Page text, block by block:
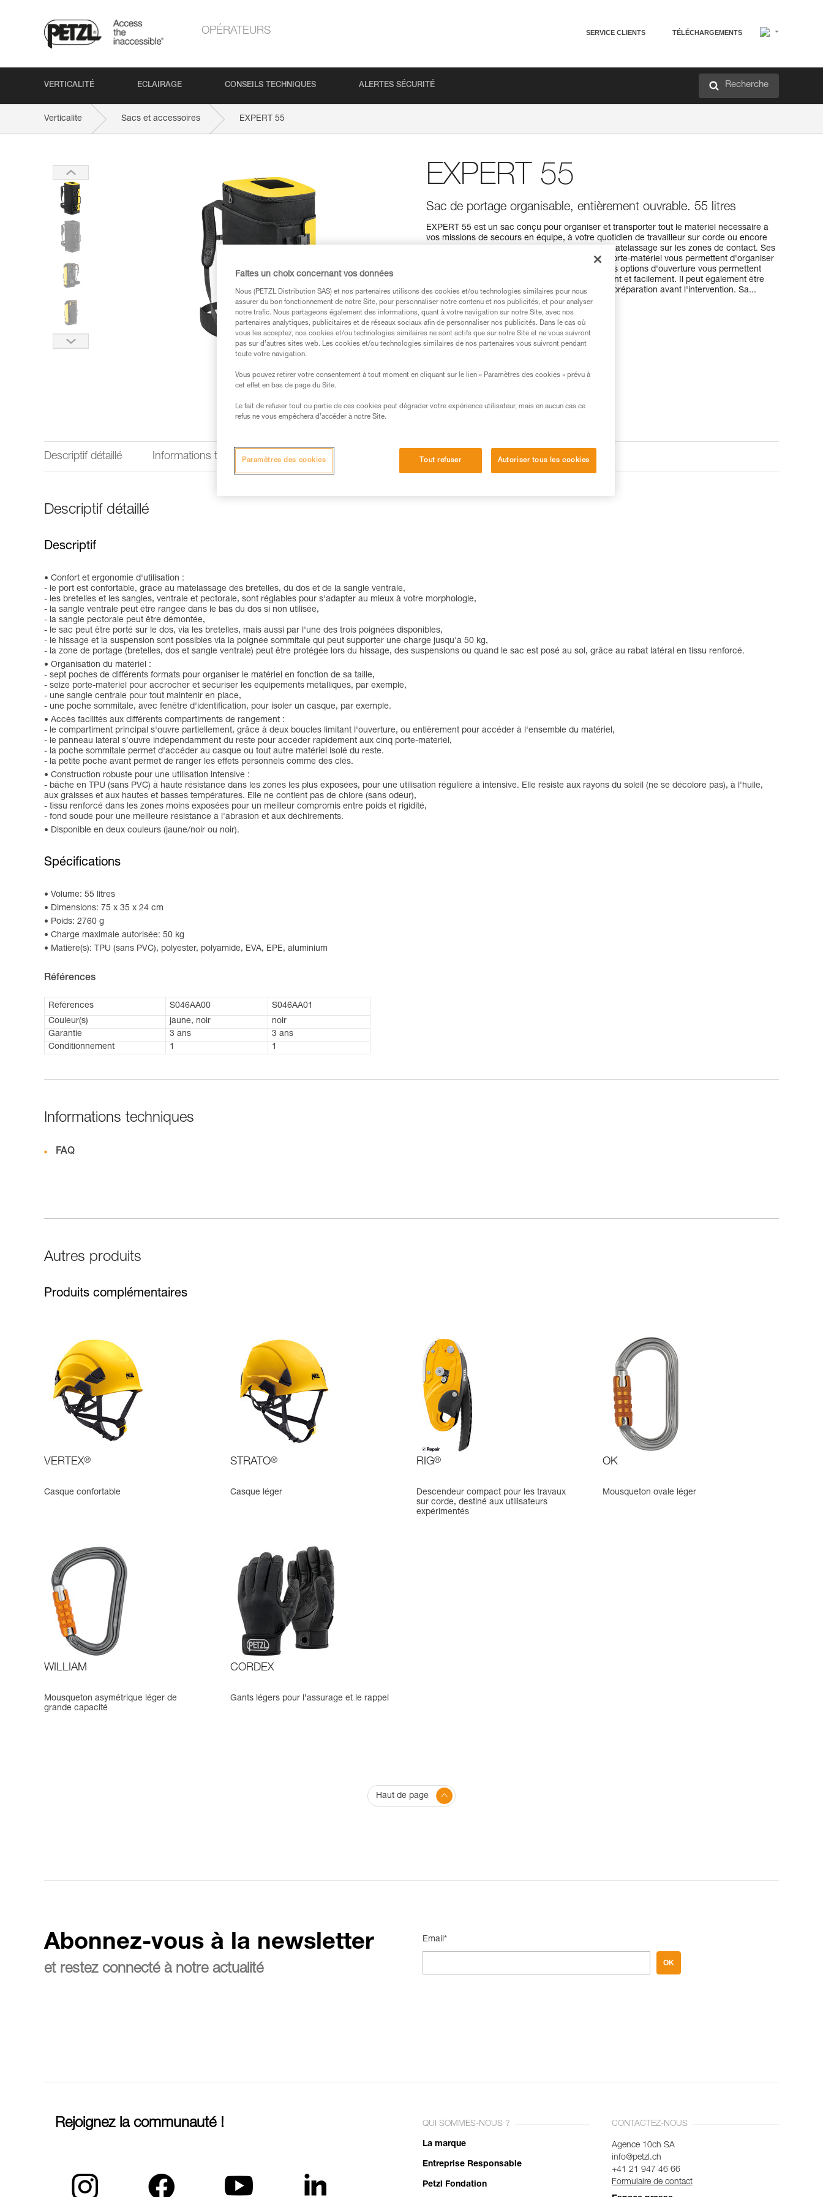
OPÉRATEURS SERVICE CLIENTS TÉLÉCHARGEMENTS
VERTICALITÉ ECLAIRAGE CONSEILS TECHNIQUES ALERTES SÉCURITÉ Recherche
Verticalite Sacs et accessoires EXPERT 55
EXPERT 55
Sac de portage organisable, entièrement ouvrable. 55 litres
EXPERT 55 est un sac conçu pour organiser et transporter tout le matériel nécessaire à
vos missions de secours en équipe, à votre quotidien de travailleur sur corde ou encore
d'élagueur. Son port est confortable, grâce au matelassage sur les zones de contact. Ses
poches de différents formats et ses nombreux porte-matériel vous permettent d'organiser
et de sécuriser votre équipement. Ses différentes options d'ouverture vous permettent
d'accéder à ce dont vous avez besoin rapidement et facilement. Il peut également être
totalement ouvert et posé au sol, le temps de la préparation avant l'intervention. Sa...
Lire la suite
Trouvez un revendeur
Descriptif détaillé Informations techniques Autres produits
Descriptif détaillé
Descriptif
Confort et ergonomie d'utilisation :
- le port est confortable, grâce au matelassage des bretelles, du dos et de la sangle ventrale,
- les bretelles et les sangles, ventrale et pectorale, sont réglables pour s'adapter au mieux à votre morphologie,
- la sangle ventrale peut être rangée dans le bas du dos si non utilisée,
- la sangle pectorale peut être démontée,
- le sac peut être porté sur le dos, via les bretelles, mais aussi par l'une des trois poignées disponibles,
- le hissage et la suspension sont possibles via la poignée sommitale qui peut supporter une charge jusqu'à 50 kg,
- la zone de portage (bretelles, dos et sangle ventrale) peut être protégée lors du hissage, des suspensions ou quand le sac est posé au sol, grâce au rabat latéral en tissu renforcé.
Organisation du matériel :
- sept poches de différents formats pour organiser le matériel en fonction de sa taille,
- seize porte-matériel pour accrocher et sécuriser les équipements métalliques, par exemple,
- une sangle centrale pour tout maintenir en place,
- une poche sommitale, avec fenêtre d'identification, pour isoler un casque, par exemple.
Accès facilités aux différents compartiments de rangement :
- le compartiment principal s'ouvre partiellement, grâce à deux boucles limitant l'ouverture, ou entièrement pour accéder à l'ensemble du matériel,
- le panneau latéral s'ouvre indépendamment du reste pour accéder rapidement aux cinq porte-matériel,
- la poche sommitale permet d'accéder au casque ou tout autre matériel isolé du reste.
- la petite poche avant permet de ranger les effets personnels comme des clés.
Construction robuste pour une utilisation intensive :
- bâche en TPU (sans PVC) à haute résistance dans les zones les plus exposées, pour une utilisation régulière à intensive. Elle résiste aux rayons du soleil (ne se décolore pas), à l'huile,
aux graisses et aux hautes et basses températures. Elle ne contient pas de chlore (sans odeur),
- tissu renforcé dans les zones moins exposées pour un meilleur compromis entre poids et rigidité,
- fond soudé pour une meilleure résistance à l'abrasion et aux déchirements.
Disponible en deux couleurs (jaune/noir ou noir).
Spécifications
Volume: 55 litres
Dimensions: 75 x 35 x 24 cm
Poids: 2760 g
Charge maximale autorisée: 50 kg
Matière(s): TPU (sans PVC), polyester, polyamide, EVA, EPE, aluminium
Références
Références S046AA00
S046AA01
Couleur(s)
jaune, noir
noir
Garantie
3 ans
3 ans
Conditionnement
1 1
Informations techniques
FAQ
Autres produits
Produits complémentaires
VERTEX®
Casque confortable
STRATO®
Casque léger
RIG®
Descendeur compact pour les travaux
sur corde, destiné aux utilisateurs
expérimentés
OK
Mousqueton ovale léger
WILLIAM
Mousqueton asymétrique léger de
grande capacité
CORDEX
Gants légers pour l’assurage et le rappel
Haut de page
Abonnez-vous à la newsletter
et restez connecté à notre actualité
Email*
OK
Rejoignez la communauté ! QUI SOMMES-NOUS ?
La marque
Entreprise Responsable
Petzl Fondation
CONTACTEZ-NOUS
Agence 10ch SA
info@petzl.ch
+41 21 947 46 66
Formulaire de contact
Faites un choix concernant vos données
Nous (PETZL Distribution SAS) et nos partenaires utilisons des cookies et/ou technologies similaires pour nous
assurer du bon fonctionnement de notre Site, pour personnaliser notre contenu et nos publicités, et pour analyser
notre trafic. Nous partageons également des informations, quant à votre navigation sur notre Site, avec nos
partenaires analytiques, publicitaires et de réseaux sociaux afin de personnaliser nos publicités. Dans le cas où
vous les acceptez, nos cookies et/ou technologies similaires ne sont actifs que sur notre Site et ne vous suivront
pas sur d’autres sites web. Les cookies et/ou technologies similaires de nos partenaires vous suivront pendant
toute votre navigation.
Vous pouvez retirer votre consentement à tout moment en cliquant sur le lien « Paramètres des cookies » prévu à
cet effet en bas de page du Site.
Le fait de refuser tout ou partie de ces cookies peut dégrader votre expérience utilisateur, mais en aucun cas ce
refus ne vous empêchera d’accéder à notre Site.
Tout refuser Autoriser tous les cookies
Paramètres des cookies